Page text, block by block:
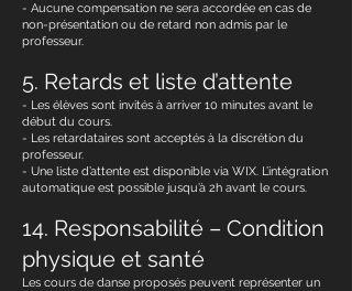
- Aucune compensation ne sera accordée en cas de
non-présentation ou de retard non admis par le
professeur.
5. Retards et liste d’attente
- Les élèves sont invités à arriver 10 minutes avant le
début du cours.
- Les retardataires sont acceptés à la discrétion du
professeur.
- Une liste d’attente est disponible via WIX. L’intégration
automatique est possible jusqu’à 2h avant le cours.
14. Responsabilité – Condition
physique et santé
Les cours de danse proposés peuvent représenter un